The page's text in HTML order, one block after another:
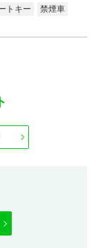
トキー 禁煙車